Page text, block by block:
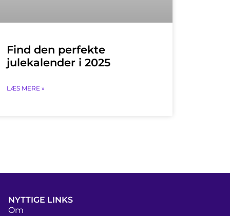
Find den perfekte
julekalender i 2025
LÆS MERE »
NYTTIGE LINKS
Om